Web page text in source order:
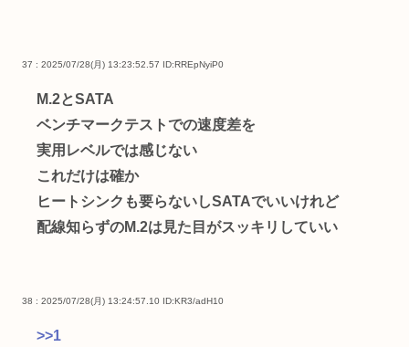
37 : 2025/07/28(月) 13:23:52.57 ID:RREpNyiP0
M.2とSATA
ベンチマークテストでの速度差を
実用レベルでは感じない
これだけは確か
ヒートシンクも要らないしSATAでいいけれど
配線知らずのM.2は見た目がスッキリしていい
38 : 2025/07/28(月) 13:24:57.10 ID:KR3/adH10
>>1